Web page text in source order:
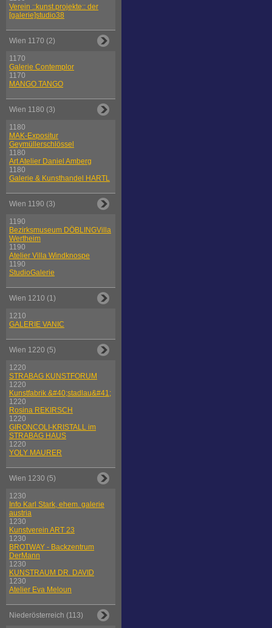
Verein ::kunst.projekte:: der
[galerie]studio38
Wien 1170 (2)
1170
Galerie Contemplor
1170
MANGO TANGO
Wien 1180 (3)
1180
MAK-Expositur
Geymüllerschlössel
1180
Art Atelier Daniel Amberg
1180
Galerie & Kunsthandel HARTL
Wien 1190 (3)
1190
Bezirksmuseum DÖBLINGVilla
Wertheim
1190
Atelier Villa Windknospe
1190
StudioGalerie
Wien 1210 (1)
1210
GALERIE VANIC
Wien 1220 (5)
1220
STRABAG KUNSTFORUM
1220
Kunstfabrik &#40;stadlau&#41;
1220
Rosina REKIRSCH
1220
GIRONCOLI-KRISTALL im
STRABAG HAUS
1220
YOLY MAURER
Wien 1230 (5)
1230
Info Karl Stark, ehem. galerie
austria
1230
Kunstverein ART 23
1230
BROTWAY - Backzentrum
DerMann
1230
KUNSTRAUM DR. DAVID
1230
Atelier Eva Meloun
Niederösterreich (113)